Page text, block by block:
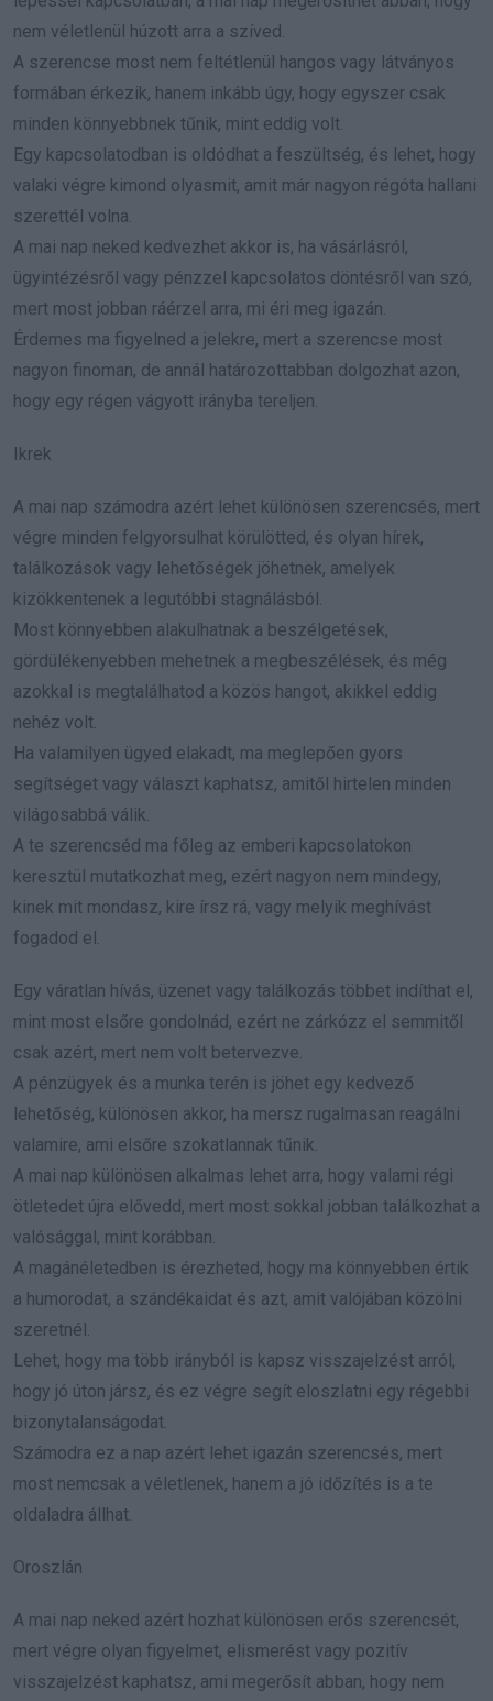
nem véletlenül húzott arra a szíved.
A szerencse most nem feltétlenül hangos vagy látványos
formában érkezik, hanem inkább úgy, hogy egyszer csak
minden könnyebbnek tűnik, mint eddig volt.
Egy kapcsolatodban is oldódhat a feszültség, és lehet, hogy
valaki végre kimond olyasmit, amit már nagyon régóta hallani
szerettél volna.
A mai nap neked kedvezhet akkor is, ha vásárlásról,
ügyintézésről vagy pénzzel kapcsolatos döntésről van szó,
mert most jobban ráérzel arra, mi éri meg igazán.
Érdemes ma figyelned a jelekre, mert a szerencse most
nagyon finoman, de annál határozottabban dolgozhat azon,
hogy egy régen vágyott irányba tereljen.
Ikrek
A mai nap számodra azért lehet különösen szerencsés, mert
végre minden felgyorsulhat körülötted, és olyan hírek,
találkozások vagy lehetőségek jöhetnek, amelyek
kizökkentenek a legutóbbi stagnálásból.
Most könnyebben alakulhatnak a beszélgetések,
gördülékenyebben mehetnek a megbeszélések, és még
azokkal is megtalálhatod a közös hangot, akikkel eddig
nehéz volt.
Ha valamilyen ügyed elakadt, ma meglepően gyors
segítséget vagy választ kaphatsz, amitől hirtelen minden
világosabbá válik.
A te szerencséd ma főleg az emberi kapcsolatokon
keresztül mutatkozhat meg, ezért nagyon nem mindegy,
kinek mit mondasz, kire írsz rá, vagy melyik meghívást
fogadod el.
Egy váratlan hívás, üzenet vagy találkozás többet indíthat el,
mint most elsőre gondolnád, ezért ne zárkózz el semmitől
csak azért, mert nem volt betervezve.
A pénzügyek és a munka terén is jöhet egy kedvező
lehetőség, különösen akkor, ha mersz rugalmasan reagálni
valamire, ami elsőre szokatlannak tűnik.
A mai nap különösen alkalmas lehet arra, hogy valami régi
ötletedet újra elővedd, mert most sokkal jobban találkozhat a
valósággal, mint korábban.
A magánéletedben is érezheted, hogy ma könnyebben értik
a humorodat, a szándékaidat és azt, amit valójában közölni
szeretnél.
Lehet, hogy ma több irányból is kapsz visszajelzést arról,
hogy jó úton jársz, és ez végre segít eloszlatni egy régebbi
bizonytalanságodat.
Számodra ez a nap azért lehet igazán szerencsés, mert
most nemcsak a véletlenek, hanem a jó időzítés is a te
oldaladra állhat.
Oroszlán
A mai nap neked azért hozhat különösen erős szerencsét,
mert végre olyan figyelmet, elismerést vagy pozitív
visszajelzést kaphatsz, ami megerősít abban, hogy nem